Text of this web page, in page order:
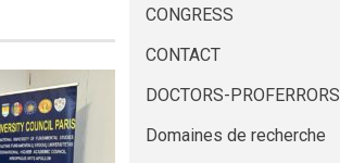
CONGRESS
CONTACT
DOCTORS-PROFERRORS
Domaines de recherche